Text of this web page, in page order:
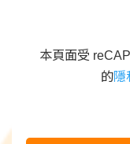
本頁面受
的隱